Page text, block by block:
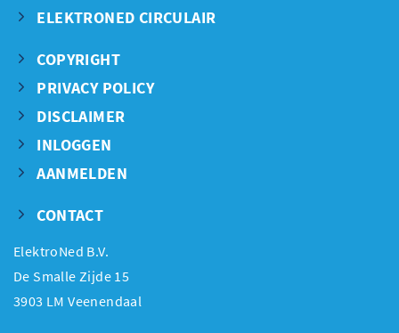
ELEKTRONED CIRCULAIR
COPYRIGHT
PRIVACY POLICY
DISCLAIMER
INLOGGEN
AANMELDEN
CONTACT
ElektroNed B.V.
De Smalle Zijde 15
3903 LM Veenendaal